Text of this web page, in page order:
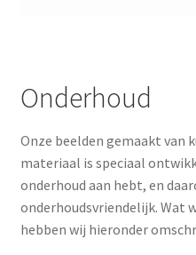
Onderhoud
Onze beelden gemaakt van
materiaal is speciaal
onderhoud aan hebt, en
onderhoudsvriendelijk. Wat
hebben wij hieronder